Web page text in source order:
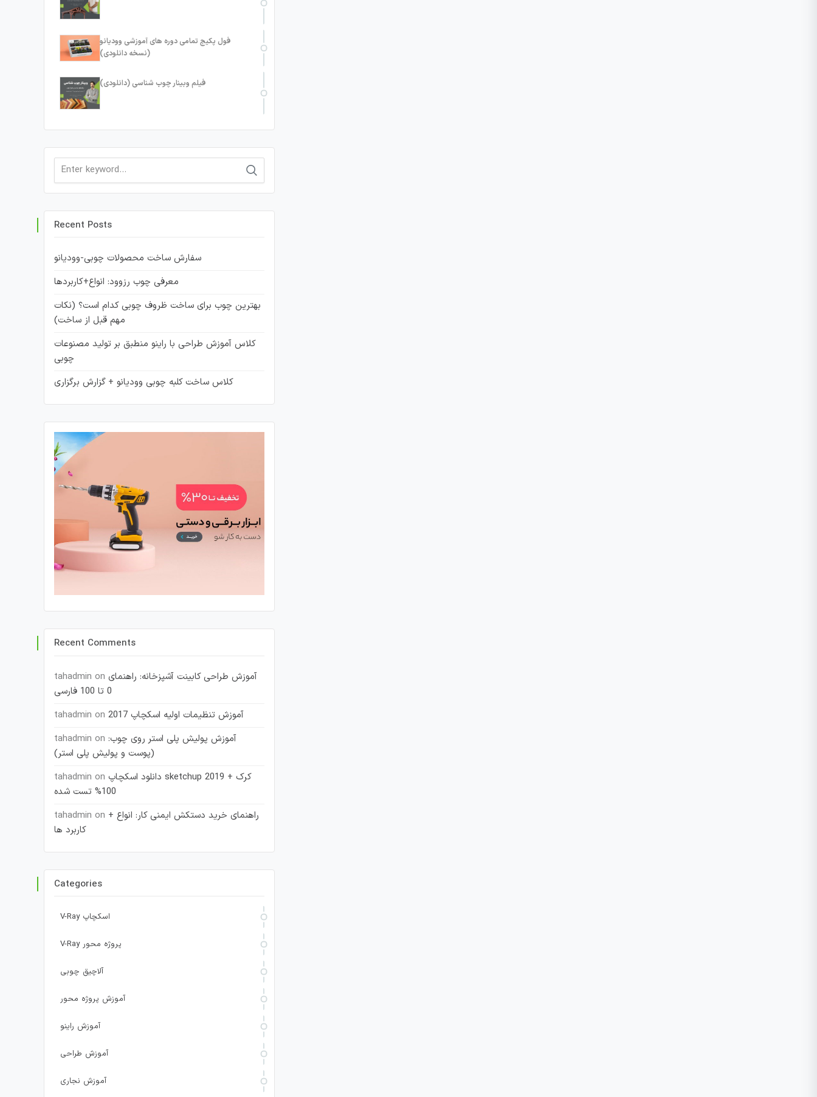
فول پکیج تمامی دوره های آموزشی وودیانو
(نسخه دانلودی)
فیلم وبینار چوب شناسی (دانلودی)
Search
Recent Posts
سفارش ساخت محصولات چوبی-وودیانو
معرفی چوب رزوود: انواع+کاربردها
بهترین چوب برای ساخت ظروف چوبی کدام است؟ (نکات
مهم قبل از ساخت)
کلاس آموزش طراحی با راینو منطبق بر تولید مصنوعات
چوبی
کلاس ساخت کلبه چوبی وودیانو + گزارش برگزاری
Recent Comments
tahadmin on آموزش طراحی کابینت آشپزخانه: راهنمای
0 تا 100 فارسی
tahadmin on
آموزش تنظیمات اولیه اسکچاپ 2017
tahadmin on آموزش پولیش پلی استر روی چوب:
(پوست و پولیش پلی استر)
tahadmin on دانلود اسکچاپ sketchup 2019 + کرک
100% تست شده
tahadmin on راهنمای خرید دستکش ایمنی کار: انواع +
کاربرد ها
Categories
V-Ray اسکچاپ
V-Ray پروژه محور
آلاچیق چوبی
آموزش پروژه محور
آموزش راینو
آموزش طراحی
آموزش نجاری